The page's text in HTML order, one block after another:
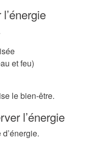
et feu)
le bien-être.
l’énergie